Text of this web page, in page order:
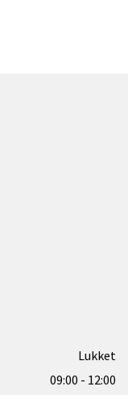
Lukket
09:00 - 12:00